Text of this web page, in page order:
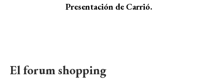
Presentación de Carrió.
El forum shopping